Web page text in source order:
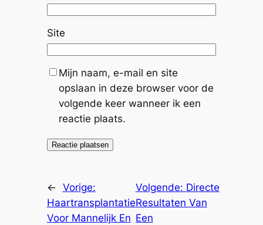
Site
Mijn naam, e-mail en site
opslaan in deze browser voor de
volgende keer wanneer ik een
reactie plaats.
← Vorige:
Haartransplantatie
Voor Mannelijk En
Volgende: Directe
Resultaten Van
Een